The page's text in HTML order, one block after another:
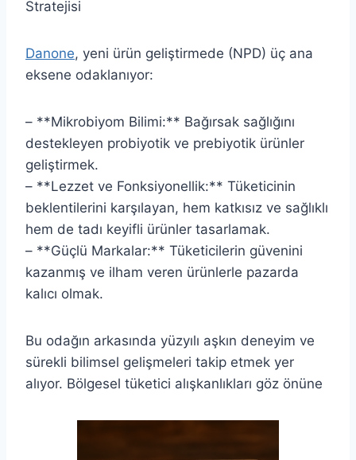
Stratejisi
Danone, yeni ürün geliştirmede (NPD) üç ana
eksene odaklanıyor:
– **Mikrobiyom Bilimi:** Bağırsak sağlığını
destekleyen probiyotik ve prebiyotik ürünler
geliştirmek.
– **Lezzet ve Fonksiyonellik:** Tüketicinin
beklentilerini karşılayan, hem katkısız ve sağlıklı
hem de tadı keyifli ürünler tasarlamak.
– **Güçlü Markalar:** Tüketicilerin güvenini
kazanmış ve ilham veren ürünlerle pazarda
kalıcı olmak.
Bu odağın arkasında yüzyılı aşkın deneyim ve
sürekli bilimsel gelişmeleri takip etmek yer
alıyor. Bölgesel tüketici alışkanlıkları göz önüne